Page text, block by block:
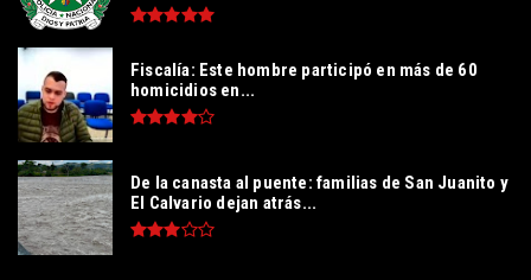
Fiscalía: Este hombre participó en más de 60
homicidios en...
De la canasta al puente: familias de San Juanito y
El Calvario dejan atrás...